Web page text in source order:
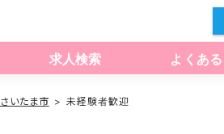
求人検索 よくあ
さいたま市 未経験者歓迎